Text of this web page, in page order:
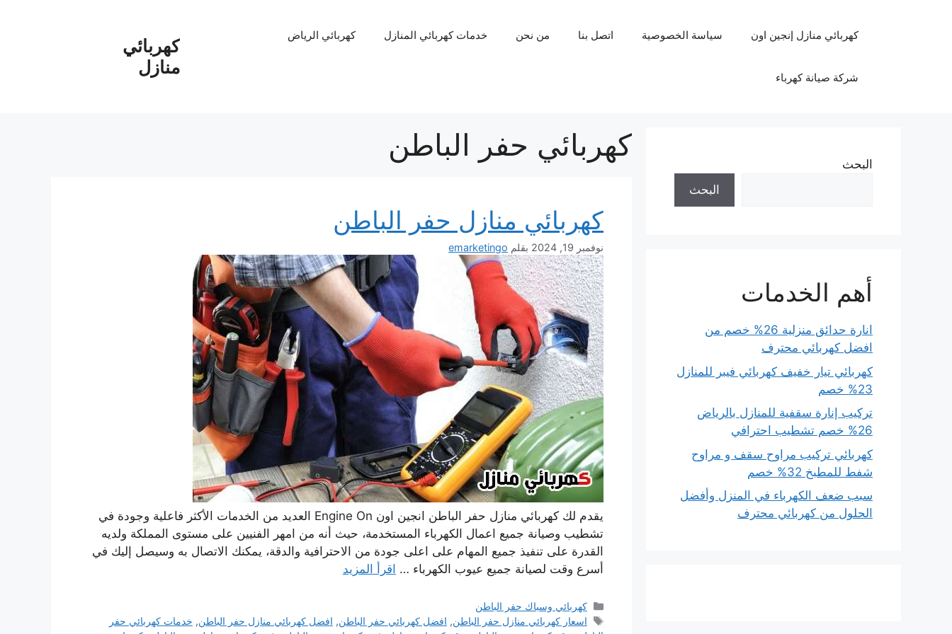
كهربائي
منازل
كهربائي منازل إنجين اون سياسة الخصوصية اتصل بنا من نحن خدمات كهربائي المنازل كهربائي الرياض
شركة صيانة كهرباء
كهربائي حفر الباطن
كهربائي منازل حفر الباطن
نوفمبر 19, 2024 بقلم emarketingo
يقدم لك كهربائي منازل حفر الباطن انجين اون Engine On العديد من الخدمات الأكثر فاعلية وجودة في
تشطيب وصيانة جميع اعمال الكهرباء المستخدمة، حيث أنه من امهر الفنيين على مستوى المملكة ولديه
القدرة على تنفيذ جميع المهام على اعلى جودة من الاحترافية والدقة، يمكنك الاتصال به وسيصل إليك في
أسرع وقت لصيانة جميع عيوب الكهرباء … اقرأ المزيد
التصنيفات
كهربائي وسباك حفر الباطن
الوسوم
اسعار كهربائي منازل حفر الباطن, افضل كهربائي حفر الباطن, افضل كهربائي منازل حفر الباطن, خدمات كهربائي حفر
البحث
البحث
أهم الخدمات
انارة حدائق منزلية 26% خصم من
افضل كهربائي محترف
كهربائي تيار خفيف كهربائي فيبر للمنازل
23% خصم
تركيب إنارة سقفية للمنازل بالرياض
26% خصم تشطيب احترافي
كهربائي تركيب مراوح سقف و مراوح
شفط للمطبخ 32% خصم
سبب ضعف الكهرباء في المنزل وأفضل
الحلول من كهربائي محترف